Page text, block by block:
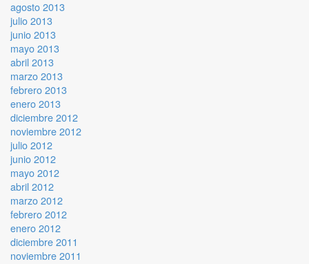
agosto 2013
julio 2013
junio 2013
mayo 2013
abril 2013
marzo 2013
febrero 2013
enero 2013
diciembre 2012
noviembre 2012
julio 2012
junio 2012
mayo 2012
abril 2012
marzo 2012
febrero 2012
enero 2012
diciembre 2011
noviembre 2011